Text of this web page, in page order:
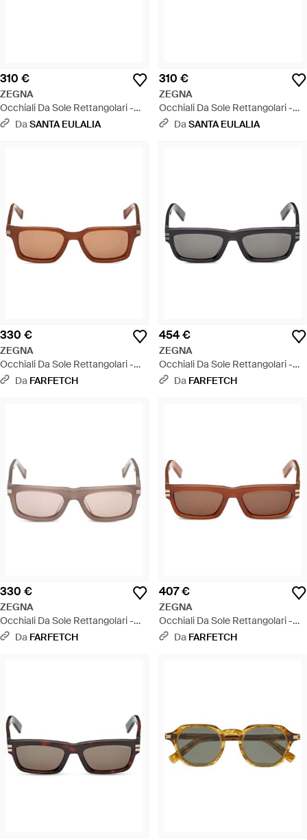
310 €
ZEGNA
Occhiali Da Sole Rettangolari -
Grigio
DaSANTA EULALIA
310 €
ZEGNA
Occhiali Da Sole Rettangolari -
Multicolore
DaSANTA EULALIA
330 €
ZEGNA
Occhiali Da Sole Rettangolari -
RosaDa FARFETCH
454 €
ZEGNA
Occhiali Da Sole Rettangolari -
Grigio
Da FARFETCH
330 €
ZEGNA
Occhiali Da Sole Rettangolari -
RosaDa FARFETCH
407 €
ZEGNA
Occhiali Da Sole Rettangolari -
Marrone
Da FARFETCH